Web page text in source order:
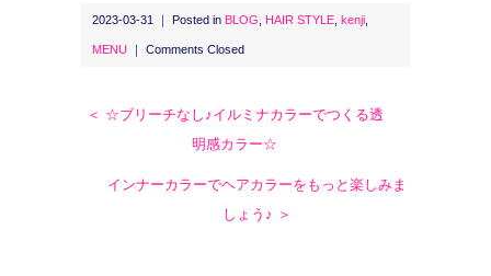
2023-03-31 ｜ Posted in BLOG HAIR STYLE kenji
MENU Comments Closed
＜ ☆ブリーチなし♪イルミナカラーでつくる透
明感カラー☆
インナーカラーでヘアカラーをもっと楽しみま
しょう♪ ＞